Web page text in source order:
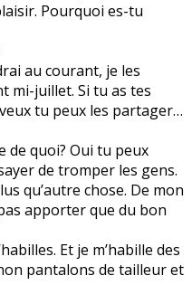
Pourquoi es-tu
au courant, je les
mi-juillet. Si tu as tes
tu peux les partager…
de quoi? Oui tu peux
de tromper les gens.
qu’autre chose. De mon
apporter que du bon
Et je m’habille des
pantalons de tailleur et